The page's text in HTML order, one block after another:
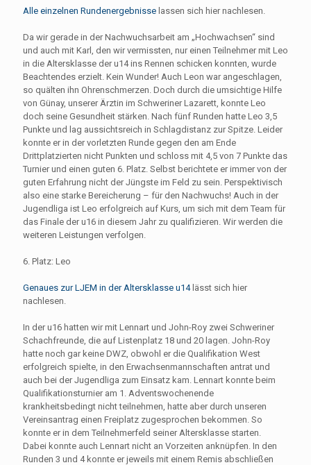
Alle einzelnen Rundenergebnisse lassen sich hier nachlesen.
Da wir gerade in der Nachwuchsarbeit am „Hochwachsen“ sind
und auch mit Karl, den wir vermissten, nur einen Teilnehmer mit Leo
in die Altersklasse der u14 ins Rennen schicken konnten, wurde
Beachtendes erzielt. Kein Wunder! Auch Leon war angeschlagen,
so quälten ihn Ohrenschmerzen. Doch durch die umsichtige Hilfe
von Günay, unserer Ärztin im Schweriner Lazarett, konnte Leo
doch seine Gesundheit stärken. Nach fünf Runden hatte Leo 3,5
Punkte und lag aussichtsreich in Schlagdistanz zur Spitze. Leider
konnte er in der vorletzten Runde gegen den am Ende
Drittplatzierten nicht Punkten und schloss mit 4,5 von 7 Punkte das
Turnier und einen guten 6. Platz. Selbst berichtete er immer von der
guten Erfahrung nicht der Jüngste im Feld zu sein. Perspektivisch
also eine starke Bereicherung – für den Nachwuchs! Auch in der
Jugendliga ist Leo erfolgreich auf Kurs, um sich mit dem Team für
das Finale der u16 in diesem Jahr zu qualifizieren. Wir werden die
weiteren Leistungen verfolgen.
6. Platz: Leo
Genaues zur LJEM in der Altersklasse u14lässt sich hier
nachlesen.
In der u16 hatten wir mit Lennart und John-Roy zwei Schweriner
Schachfreunde, die auf Listenplatz 18 und 20 lagen. John-Roy
hatte noch gar keine DWZ, obwohl er die Qualifikation West
erfolgreich spielte, in den Erwachsenmannschaften antrat und
auch bei der Jugendliga zum Einsatz kam. Lennart konnte beim
Qualifikationsturnier am 1. Adventswochenende
krankheitsbedingt nicht teilnehmen, hatte aber durch unseren
Vereinsantrag einen Freiplatz zugesprochen bekommen. So
konnte er in dem Teilnehmerfeld seiner Altersklasse starten.
Dabei konnte auch Lennart nicht an Vorzeiten anknüpfen. In den
Runden 3 und 4 konnte er jeweils mit einem Remis abschließen